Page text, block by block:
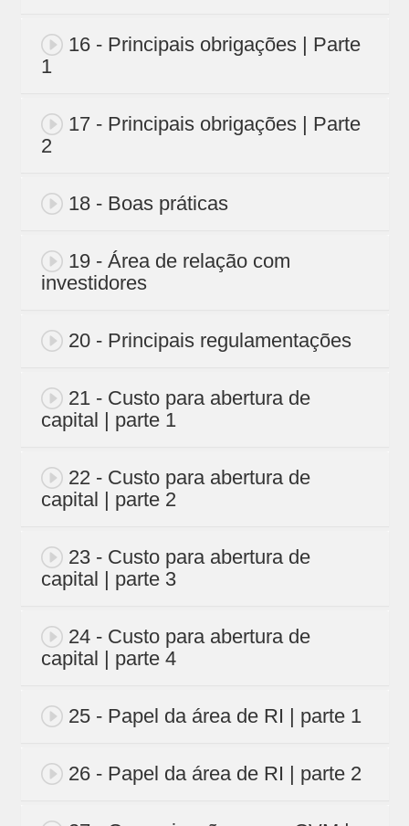
16 - Principais obrigações | Parte
1
17 - Principais obrigações | Parte
2
18 - Boas práticas
19 - Área de relação com
investidores
20 - Principais regulamentações
21 - Custo para abertura de
capital | parte 1
22 - Custo para abertura de
capital | parte 2
23 - Custo para abertura de
capital | parte 3
24 - Custo para abertura de
capital | parte 4
25 - Papel da área de RI | parte 1
26 - Papel da área de RI | parte 2